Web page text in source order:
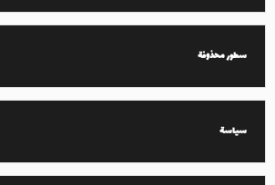
سطور محذوفة
سياسة